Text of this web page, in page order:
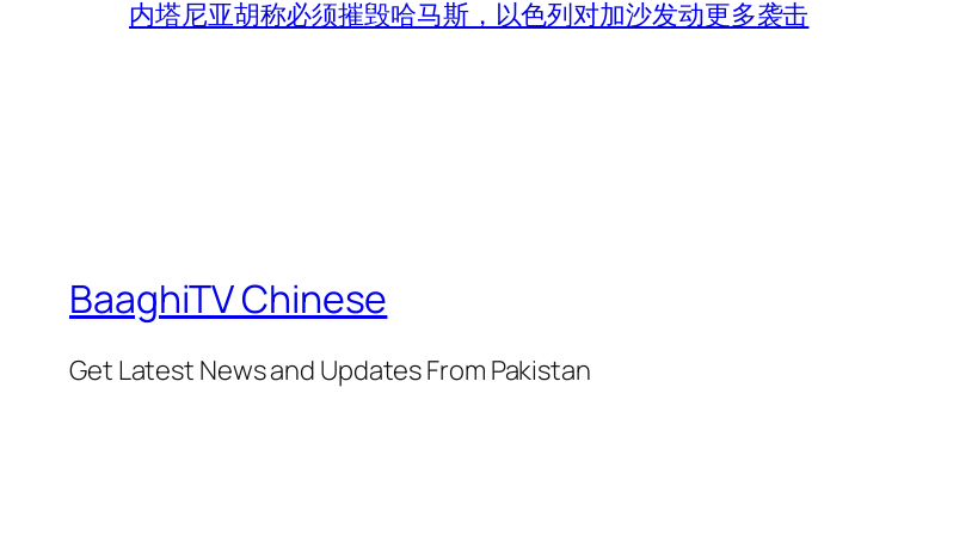
内塔尼亚胡称必须摧毁哈马斯，以色列对加沙发动更多袭击
BaaghiTV Chinese
Get Latest News and Updates From Pakistan